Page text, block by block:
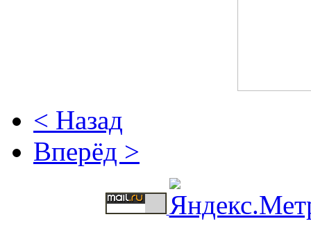
< Назад
Вперёд >